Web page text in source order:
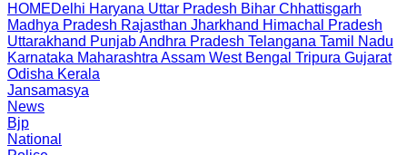
HOMEDelhi Haryana Uttar Pradesh Bihar Chhattisgarh
Madhya Pradesh Rajasthan Jharkhand Himachal Pradesh
Uttarakhand PunjabAndhra Pradesh Telangana Tamil Nadu
Karnataka Maharashtra Assam West Bengal Tripura Gujarat
Odisha Kerala
Jansamasya
News
Bjp
National